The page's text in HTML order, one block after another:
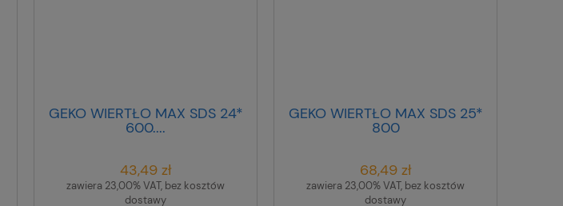
GEKO WIERTŁO MAX SDS 24*
600....
43,49 zł
zawiera 23,00% VAT, bez kosztów
dostawy
GEKO WIERTŁO MAX SDS 25*
800
68,49 zł
zawiera 23,00% VAT, bez kosztów
dostawy